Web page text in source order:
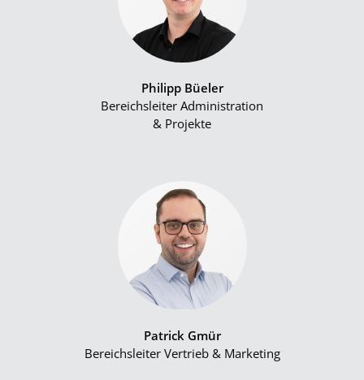
Philipp Büeler
Bereichsleiter Administration
& Projekte
Patrick Gmür
Bereichsleiter Vertrieb & Marketing